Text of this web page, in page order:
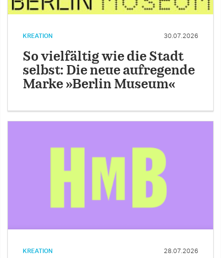
KREATION 30.07.2026
So vielfältig wie die Stadt
selbst: Die neue aufregende
Marke »Berlin Museum«
KREATION 28.07.2026